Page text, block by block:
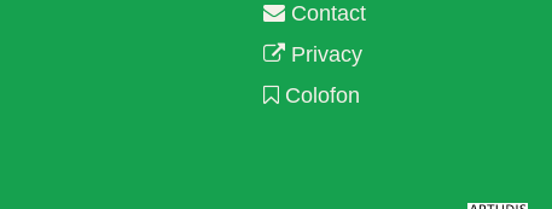
Contact
Privacy
Colofon